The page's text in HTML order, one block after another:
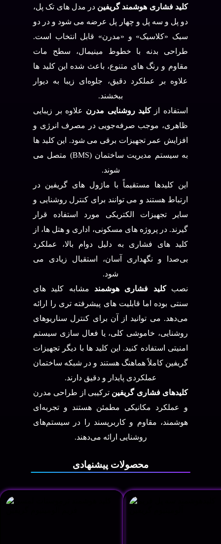
کلید فشاری هوشمند گریفین در مدل‌ های تک پل،
دو پل و سه پل و چهار پل عرضه می‌ شود و در دو
سبک «کلاسیک» و «مدرن» قابل انتخاب است.
طراحی بدنه با خطوط مینیمال، سطح مات
مقاوم و رنگ‌ های متنوع، باعث شده این کلید ها
علاوه بر عملکرد دقیق، جلوه‌ای زیبا به دیوار
ببخشند.
استفاده ازکلید روشنایی مدرن علاوه بر زیبایی
ظاهری، موجب صرفه‌جویی در مصرف انرژی و
افزایش عمر تجهیزات برقی می‌ شود. این کلید ها
به سیستم مدیریت ساختمان (BMS) متصل می‌
شوند.
این کلیدها مستقیماً با ماژول‌ های گریفین در
ارتباط هستند و می‌ توانند برای کنترل روشنایی و
سایر تجهیزات الکتریکی مورد استفاده قرار
گیرند. در پروژه‌ های مسکونی، اداری و هتل‌ ها، از
کلید های فشاری به دلیل دوام بالا، عملکرد
بی‌صدا و نگهداری آسان، استقبال زیادی می‌
شود.
نصبکلید فشاری هوشمند مشابه کلید های
سنتی بوده اما قابلیت‌ های پیشرفته‌ تری را ارائه
می‌دهد. می‌ توانید از آن برای کنترل سناریوهای
روشنایی، خاموشی کلی، یا فعال‌ سازی سیستم
امنیتی استفاده کنید. این کلید ها با دیگر تجهیزات
گریفین کاملاً هماهنگ هستند و در شبکه ساختمان
عملکردی پایدار و دقیق دارند.
کلیدهای فشاری گریفین ترکیبی از طراحی مدرن
و عملکرد مکانیکی مطمئن هستند و تجربه‌ای
هوشمند، مقاوم و کاربرپسند را در سیستم‌های
روشنایی ارائه می‌دهند.
محصولات پیشنهادی